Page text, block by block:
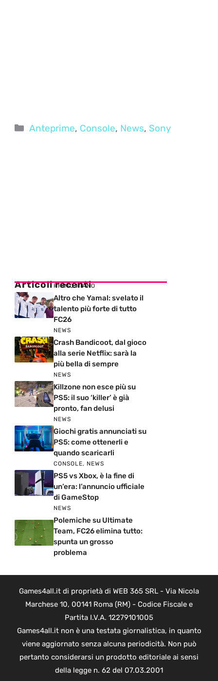
Categorie
Anteprime, Console, News, Sony
Articoli recenti
PRIMO PIANO
Altro che Yamal: svelato il
talento più forte di tutto
FC26
NEWS
Crash Bandicoot, dal gioco
alla serie Netflix: sarà la
più bella di sempre
NEWS
Killzone non esce più su
PS5: il suo ‘killer’ è già
pronto, fan delusi
NEWS
Giochi gratis annunciati su
PS5: come ottenerli e
quando scaricarli
CONSOLE, NEWS
PS5 vs Xbox, è la fine di
un’era: l’annuncio ufficiale
di GameStop
NEWS
Polemiche su Ultimate
Team, FC26 elimina tutto:
spunta un grosso
problema
Games4all.it di proprietà di WEB 365 SRL - Via Nicola
Marchese 10, 00141 Roma (RM) - Codice Fiscale e
Partita I.V.A. 12279101005
Games4all.it non è una testata giornalistica, in quanto
viene aggiornato senza alcuna periodicità. Non può
pertanto considerarsi un prodotto editoriale ai sensi
della legge n. 62 del 07.03.2001